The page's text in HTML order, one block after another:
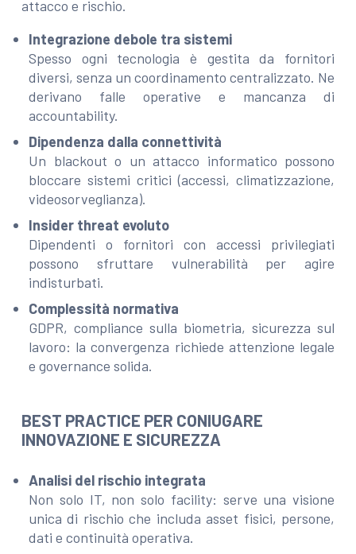
attacco e rischio.
Integrazione debole tra sistemi
Spesso ogni tecnologia è gestita da fornitori
diversi, senza un coordinamento centralizzato. Ne
derivano falle operative e mancanza di
accountability.
Dipendenza dalla connettività
Un blackout o un attacco informatico possono
bloccare sistemi critici (accessi, climatizzazione,
videosorveglianza).
Insider threat evoluto
Dipendenti o fornitori con accessi privilegiati
possono sfruttare vulnerabilità per agire
indisturbati.
Complessità normativa
GDPR, compliance sulla biometria, sicurezza sul
lavoro: la convergenza richiede attenzione legale
e governance solida.
BEST PRACTICE PER CONIUGARE
INNOVAZIONE E SICUREZZA
Analisi del rischio integrata
Non solo IT, non solo facility: serve una visione
unica di rischio che includa asset fisici, persone,
dati e continuità operativa.